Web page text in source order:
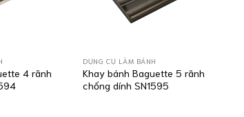
4 rãnh
DỤNG CỤ LÀM BÁNH
Khay bánh Baguette 5 rãnh
chống dính SN1595